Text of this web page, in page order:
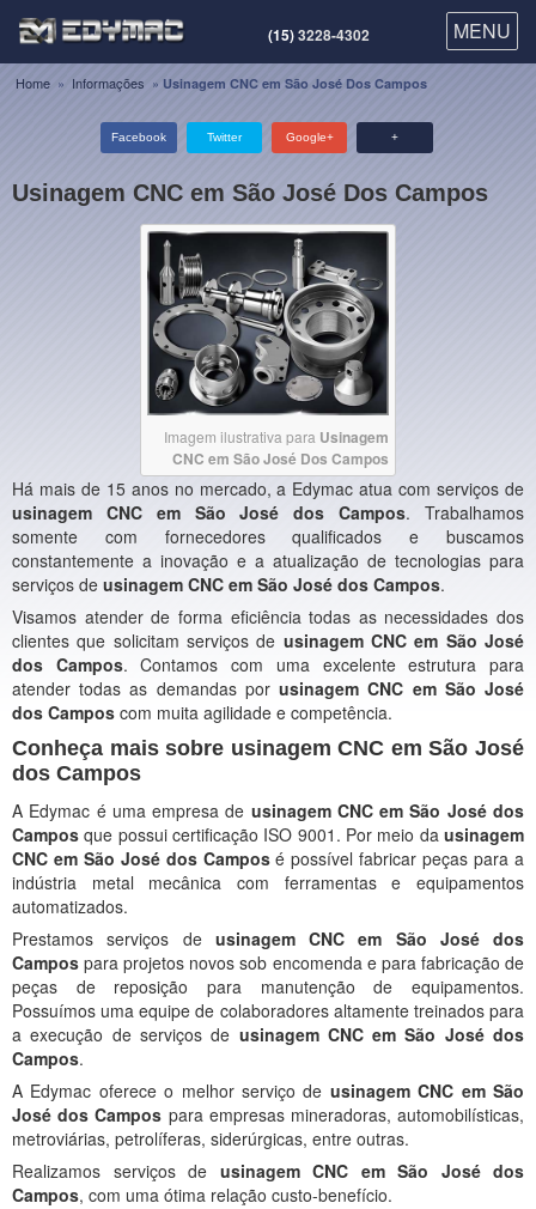
MENU
MENU
(15)3228-4302
Home » Informações » Usinagem CNC em São José Dos Campos
Facebook Twitter Google+ +
Usinagem CNC em São José Dos Campos
Imagem ilustrativa para Usinagem
CNC em São José Dos Campos
Há mais de 15 anos no mercado, a Edymac atua com serviços de
usinagem CNC em São José dos Campos. Trabalhamos
somente com fornecedores qualificados e buscamos
constantemente a inovação e a atualização de tecnologias para
serviços de usinagem CNC em São José dos Campos.
Visamos atender de forma eficiência todas as necessidades dos
clientes que solicitam serviços de usinagem CNC em São José
dos Campos. Contamos com uma excelente estrutura para
atender todas as demandas porusinagem CNC em São José
dos Campos com muita agilidade e competência.
Conheça mais sobre usinagem CNC em São José
dos Campos
A Edymac é uma empresa de usinagem CNC em São José dos
Campos que possui certificação ISO 9001. Por meio da usinagem
CNC em São José dos Camposé possível fabricar peças para a
indústria metal mecânica com ferramentas e equipamentos
automatizados.
Prestamos serviços de usinagem CNC em São José dos
Campos para projetos novos sob encomenda e para fabricação de
peças de reposição para manutenção de equipamentos.
Possuímos uma equipe de colaboradores altamente treinados para
a execução de serviços de usinagem CNC em São José dos
Campos.
A Edymac oferece o melhor serviço de usinagem CNC em São
José dos Campos para empresas mineradoras, automobilísticas,
metroviárias, petrolíferas, siderúrgicas, entre outras.
Realizamos serviços de usinagem CNC em São José dos
Campos, com uma ótima relação custo-benefício.